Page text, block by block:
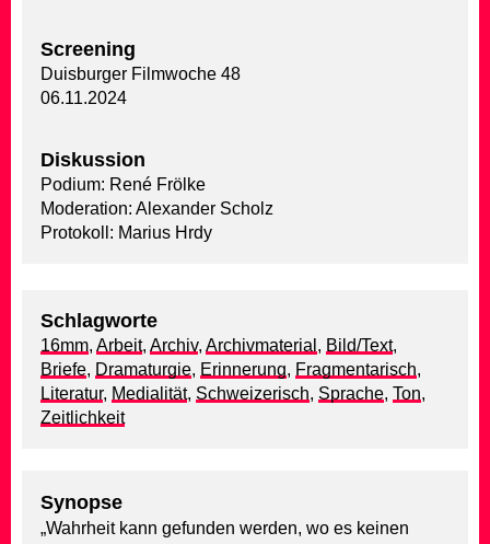
Screening
Duisburger Filmwoche 48
06.11.2024
Diskussion
Podium: René Frölke
Moderation: Alexander Scholz
Protokoll: Marius Hrdy
Schlagworte
16mm, Arbeit, Archiv, Archivmaterial , Bild/Text,
Briefe, Dramaturgie, Erinnerung, Fragmentarisch,
Literatur, Medialität, Schweizerisch, Sprache, Ton,
Zeitlichkeit
Synopse
„Wahrheit kann gefunden werden, wo es keinen